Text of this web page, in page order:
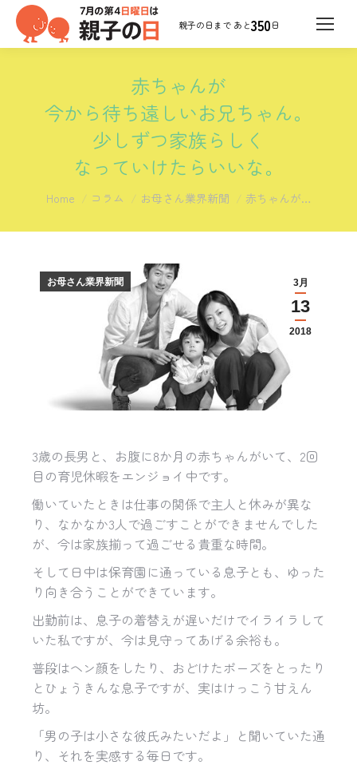
350日
赤ちゃんが
今から待ち遠しいお兄ちゃん。
少しずつ家族らしく
なっていけたらいいな。
You are here:
Home コラム お母さん業界新聞 赤ちゃんが…
3月
13
2018
お母さん業界新聞
3歳の長男と、お腹に8か月の赤ちゃんがいて、2回
目の育児休暇をエンジョイ中です。
働いていたときは仕事の関係で主人と休みが異な
り、なかなか3人で過ごすことができませんでした
が、今は家族揃って過ごせる貴重な時間。
そして日中は保育園に通っている息子とも、ゆった
り向き合うことができています。
出勤前は、息子の着替えが遅いだけでイライラして
いた私ですが、今は見守ってあげる余裕も。
普段はヘン顔をしたり、おどけたポーズをとったり
とひょうきんな息子ですが、実はけっこう甘えん
坊。
「男の子は小さな彼氏みたいだよ」と聞いていた通
り、それを実感する毎日です。